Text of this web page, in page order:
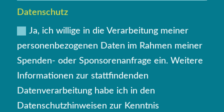
Datenschutz
Ja, ich willige in die Verarbeitung meiner
personenbezogenen Daten im Rahmen meiner
Spenden- oder Sponsorenanfrage ein. Weitere
Informationen zur stattfindenden
Datenverarbeitung habe ich in den
Datenschutzhinweisen zur Kenntnis